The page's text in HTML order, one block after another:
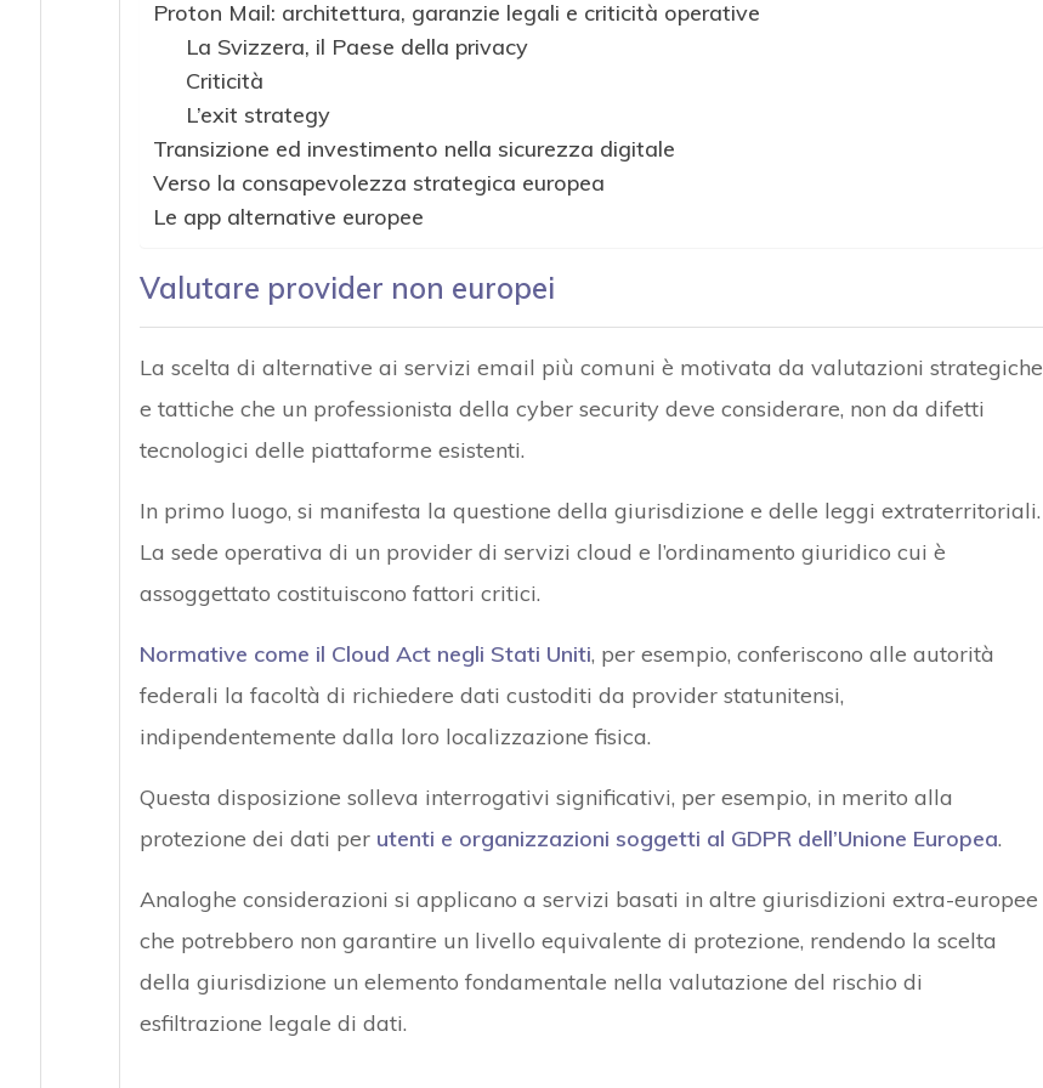
Proton Mail: architettura, garanzie legali e criticità operative
La Svizzera, il Paese della privacy
Criticità
L’exit strategy
Transizione ed investimento nella sicurezza digitale
Verso la consapevolezza strategica europea
Le app alternative europee
Valutare provider non europei
La scelta di alternative ai servizi email più comuni è motivata da valutazioni strategiche
e tattiche che un professionista della cyber security deve considerare, non da difetti
tecnologici delle piattaforme esistenti.
In primo luogo, si manifesta la questione della giurisdizione e delle leggi extraterritoriali.
La sede operativa di un provider di servizi cloud e l’ordinamento giuridico cui è
assoggettato costituiscono fattori critici.
Normative come il Cloud Act negli Stati Uniti, per esempio, conferiscono alle autorità
federali la facoltà di richiedere dati custoditi da provider statunitensi,
indipendentemente dalla loro localizzazione fisica.
Questa disposizione solleva interrogativi significativi, per esempio, in merito alla
protezione dei dati per utenti e organizzazioni soggetti al GDPRdell’Unione Europea.
Analoghe considerazioni si applicano a servizi basati in altre giurisdizioni extra-europee
che potrebbero non garantire un livello equivalente di protezione, rendendo la scelta
della giurisdizione un elemento fondamentale nella valutazione del rischio di
esfiltrazione legale di dati.